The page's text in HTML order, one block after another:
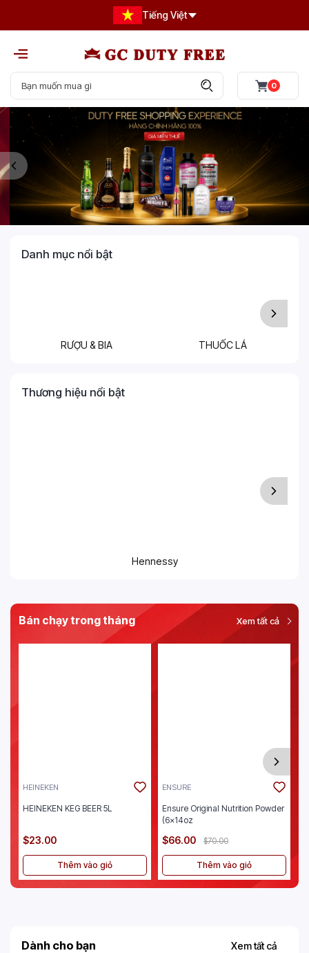
Tiếng Việt
0
Danh mục nổi bật
RƯỢU & BIA THUỐC LÁ
Thương hiệu nổi bật
Hennessy
Bán chạy trong tháng Xem tất cả
HEINEKEN
HEINEKEN KEG BEER 5L
$23.00
Thêm vào giỏ
ENSURE
Ensure Original Nutrition Powder
(6x14oz
$66.00 $70.00
Thêm vào giỏ
Dành cho bạn Xem tất cả